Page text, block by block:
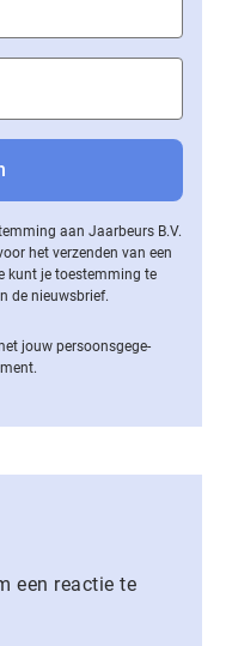
aan Jaarbeurs B.V.
het verzenden van een
kunt je toestemming te
de nieuwsbrief.
jouw per­soons­ge­ge­
een reactie te